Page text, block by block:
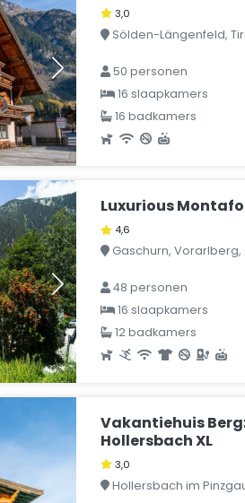
3,0
Sölden-Längenfeld,
50 personen
16 slaapkamers
16 badkamers
Luxurious
4,6
Gaschurn, Vorarlberg,
48 personen
16 slaapkamers
12 badkamers
Vakantiehuis
Hollersbach XL
3,0
Hollersbach im